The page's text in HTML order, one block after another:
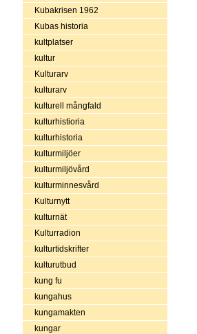
Kubakrisen 1962
Kubas historia
kultplatser
kultur
Kulturarv
kulturarv
kulturell mångfald
kulturhistioria
kulturhistoria
kulturmiljöer
kulturmiljövård
kulturminnesvård
Kulturnytt
kulturnät
Kulturradion
kulturtidskrifter
kulturutbud
kung fu
kungahus
kungamakten
kungar